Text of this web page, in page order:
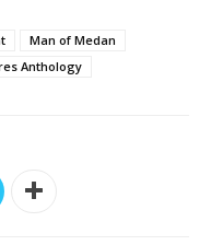
Man of Medan
Anthology